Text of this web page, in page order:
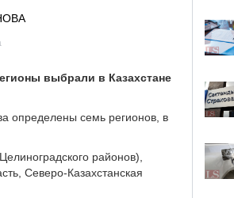
выбрали в Казахстане
определены семь регионов, в
районов),
Северо-Казахстанская